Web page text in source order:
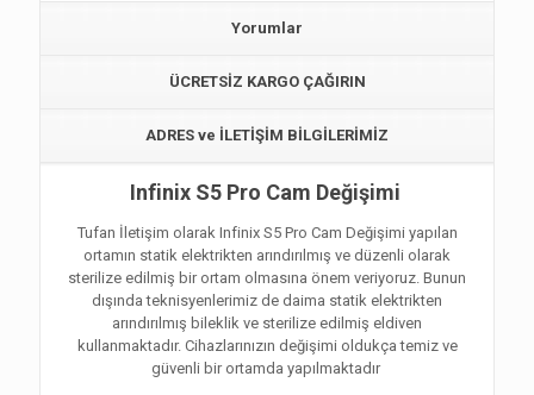
Yorumlar
ÜCRETSİZ KARGO ÇAĞIRIN
ADRES ve İLETİŞİM BİLGİLERİMİZ
Infinix S5 Pro Cam Değişimi
Tufan İletişim olarak Infinix S5 Pro Cam Değişimi yapılan
ortamın statik elektrikten arındırılmış ve düzenli olarak
sterilize edilmiş bir ortam olmasına önem veriyoruz. Bunun
dışında teknisyenlerimiz de daima statik elektrikten
arındırılmış bileklik ve sterilize edilmiş eldiven
kullanmaktadır. Cihazlarınızın değişimi oldukça temiz ve
güvenli bir ortamda yapılmaktadır